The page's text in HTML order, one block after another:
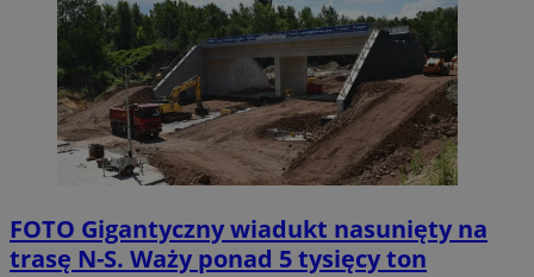
FOTO Gigantyczny wiadukt nasunięty na
trasę N-S. Waży ponad 5 tysięcy ton